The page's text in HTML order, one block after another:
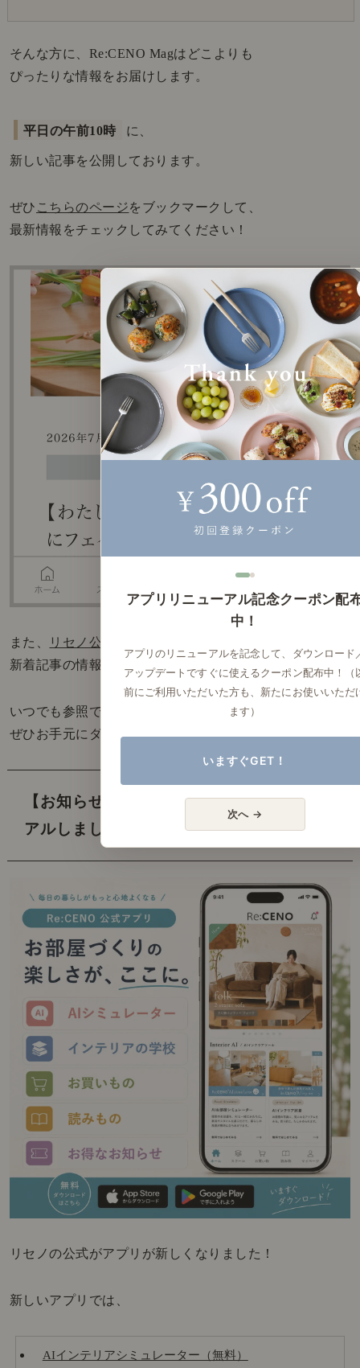
そんな方に、Re:CENO Magはどこよりも
ぴったりな情報をお届けします。
平日の午前10時 に、
新しい記事を公開しております。
ぜひ こちらのページをブックマークして、
最新情報をチェックしてみてください！
また、 リセノ公式アプリ
新着記事の情報をご確認いただけます。
いつでも参照できる「インテリアの教科書」を、
ぜひお手元にダウンロードしてみてください。
【お知らせ】 リセノ公式アプリをリニュー
アルしました。
リセノの公式がアプリが新しくなりました！
新しいアプリでは、
AIインテリアシミュレーター（無料）
アプリリニューアル記念クーポン配
中！
アプリのリニューアルを記念して、ダウンロード
アップデートですぐに使えるクーポン配布中！（
前にご利用いただいた方も、新たにお使いいただ
ます）
いますぐGET！
次へ →